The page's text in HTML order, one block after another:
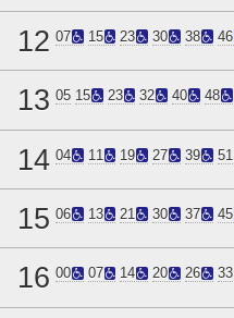
12 07 15 23 30 38 46
13 05 15 23 32 40 48
14 04 11 19 27 39 51
15 06 13 21 30 37 45
16 00 07 14 20 26 33